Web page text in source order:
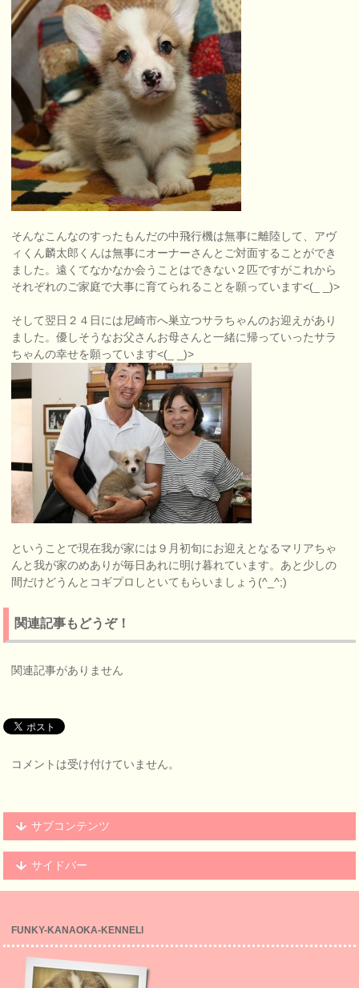
そんなこんなのすったもんだの中飛行機は無事に離陸して、アヴ
ィくん麟太郎くんは無事にオーナーさんとご対面することができ
ました。遠くてなかなか会うことはできない２匹ですがこれから
それぞれのご家庭で大事に育てられることを願っています<(_ _)>
そして翌日２４日には尼崎市へ巣立つサラちゃんのお迎えがあり
ました。優しそうなお父さんお母さんと一緒に帰っていったサラ
ちゃんの幸せを願っています<(_ _)>
ということで現在我が家には９月初旬にお迎えとなるマリアちゃ
んと我が家のめありが毎日あれに明け暮れています。あと少しの
間だけどうんとコギプロしといてもらいましょう(^_^;)
関連記事もどうぞ！
関連記事がありません
コメントは受け付けていません。
サブコンテンツ
サイドバー
FUNKY-KANAOKA-KENNELl